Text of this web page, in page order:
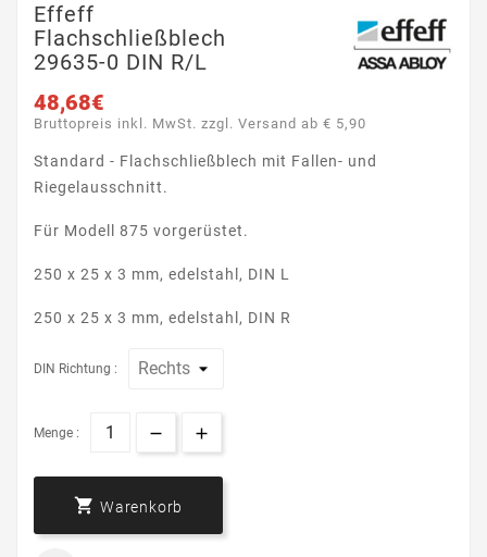
Effeff
Flachschließblech
29635-0 DIN R/L
48,68€
Bruttopreis inkl. MwSt. zzgl. Versand ab € 5,90
Standard - Flachschließblech mit Fallen- und
Riegelausschnitt.
Für Modell 875 vorgerüstet.
250 x 25 x 3 mm, edelstahl, DIN L
250 x 25 x 3 mm, edelstahl, DIN R
DIN Richtung :
Menge :
 Warenkorb